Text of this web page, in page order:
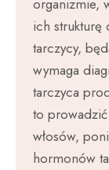
organizmie,
ich strukturę
tarczycy,
wymaga
tarczyca
to
włosów,
hormonów